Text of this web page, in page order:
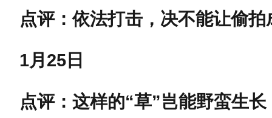
点评：依法打击，决不能让偷
1月25日
点评：这样的“草”岂能野蛮生长